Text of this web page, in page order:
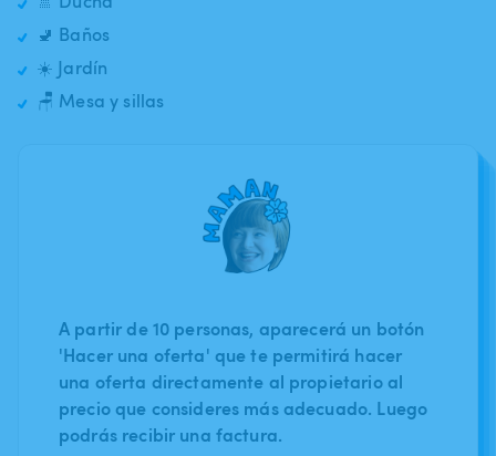
🚽 Baños
☀️ Jardín
🪑 Mesa y sillas
A partir de 10 personas, aparecerá un botón
'Hacer una oferta' que te permitirá hacer
una oferta directamente al propietario al
precio que consideres más adecuado. Luego
podrás recibir una factura.